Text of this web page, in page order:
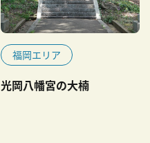
福岡エリア
光岡八幡宮の大楠